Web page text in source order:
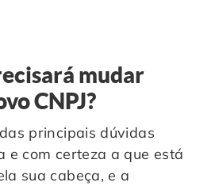
mudar
CNPJ?
principais dúvidas
e com certeza a que está
sua cabeça, e a